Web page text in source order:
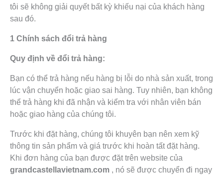
tôi sẽ không giải quyết bất kỳ khiếu nại của khách hàng
sau đó.
1 Chính sách đổi trả hàng
Quy định về đổi trả hàng:
Bạn có thể trả hàng nếu hàng bị lỗi do nhà sản xuất, trong
lúc vận chuyển hoặc giao sai hàng. Tuy nhiên, bạn không
thể trả hàng khi đã nhận và kiểm tra với nhân viên bán
hoặc giao hàng của chúng tôi.
Trước khi đặt hàng, chúng tôi khuyên bạn nên xem kỹ
thông tin sản phẩm và giá trước khi hoàn tất đặt hàng.
Khi đơn hàng của bạn được đặt trên website của
grandcastellavietnam.com , nó sẽ được chuyển đi ngay